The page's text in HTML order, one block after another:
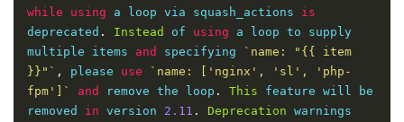
while
using a loop via squash_actions is
deprecated . Instead of using a loop to supply
multiple items and specifying
`name: "{{ item
}}"` , please use
`name: ['nginx', 'sl', 'php-
fpm']`
and remove the loop . This feature will be
removed in version 2.11 . Deprecation warnings